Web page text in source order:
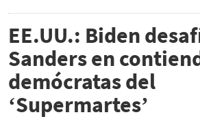
EE.UU.: Biden
Sanders en
demócratas del
‘Supermartes’